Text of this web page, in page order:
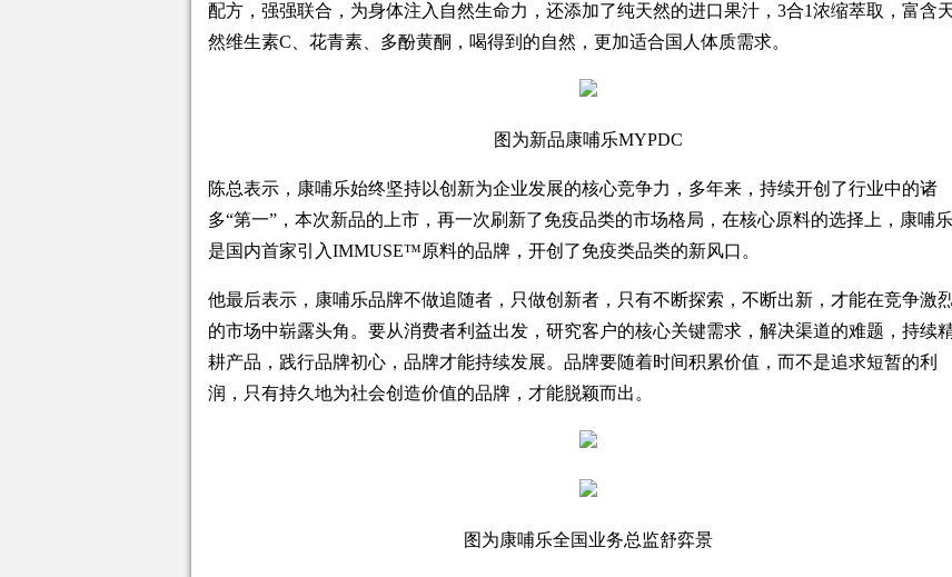
配方，强强联合，为身体注入自然生命力，还添加了纯天然的进口果汁，3合1浓缩萃取，富含
然维生素C、花青素、多酚黄酮，喝得到的自然，更加适合国人体质需求。
图为新品康哺乐MYPDC
陈总表示，康哺乐始终坚持以创新为企业发展的核心竞争力，多年来，持续开创了行业中的诸
多“第一”，本次新品的上市，再一次刷新了免疫品类的市场格局，在核心原料的选择上，康哺乐
是国内首家引入IMMUSE™原料的品牌，开创了免疫类品类的新风口。
他最后表示，康哺乐品牌不做追随者，只做创新者，只有不断探索，不断出新，才能在竞争激
的市场中崭露头角。要从消费者利益出发，研究客户的核心关键需求，解决渠道的难题，持续
耕产品，践行品牌初心，品牌才能持续发展。品牌要随着时间积累价值，而不是追求短暂的利
润，只有持久地为社会创造价值的品牌，才能脱颖而出。
图为康哺乐全国业务总监舒弈景